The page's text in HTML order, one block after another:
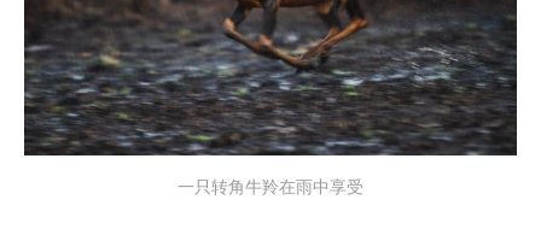
一只转角牛羚在雨中享受